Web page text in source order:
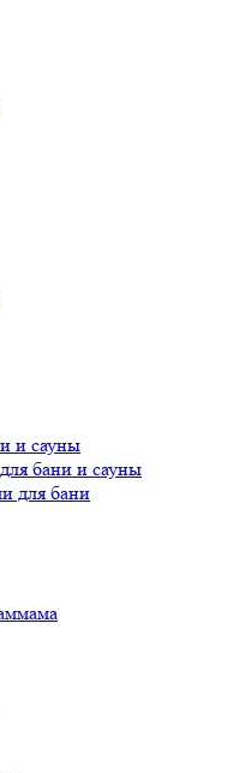
и сауны
бани и сауны
для бани